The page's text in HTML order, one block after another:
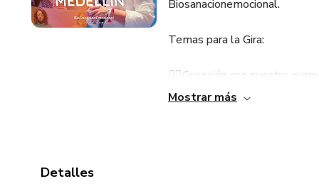
Biosanacionemocional.
Temas para la Gira:
🧘‍♂️Conexión con nuestro
Mostrar más
Detalles